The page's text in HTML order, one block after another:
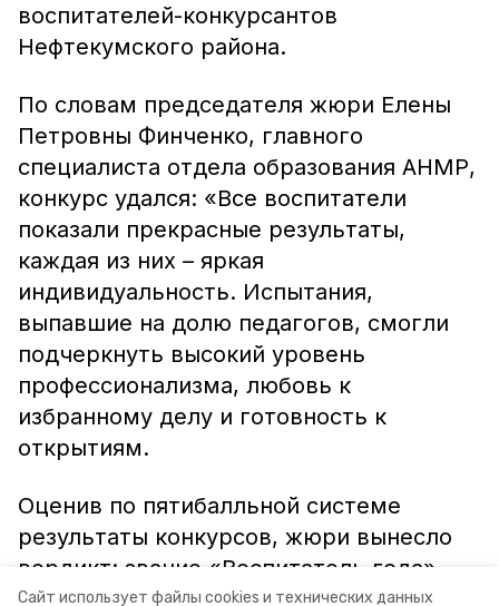
Сайт использует файлы cookies и технических данных
воспитателей-конкурсантов
Нефтекумского района.
По словам председателя жюри Елены
Петровны Финченко, главного
специалиста отдела образования АНМР,
конкурс удался: «Все воспитатели
показали прекрасные результаты,
каждая из них – яркая
индивидуальность. Испытания,
выпавшие на долю педагогов, смогли
подчеркнуть высокий уровень
профессионализма, любовь к
избранному делу и готовность к
открытиям.
Оценив по пятибалльной системе
результаты конкурсов, жюри вынесло
вердикт: звание «Воспитатель года»
присвоить Ирине Николаевне